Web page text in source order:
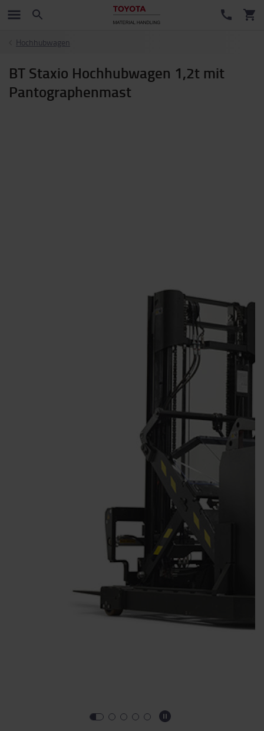
Hochhubwagen
BT Staxio Hochhubwagen 1,2t mit
Pantographenmast